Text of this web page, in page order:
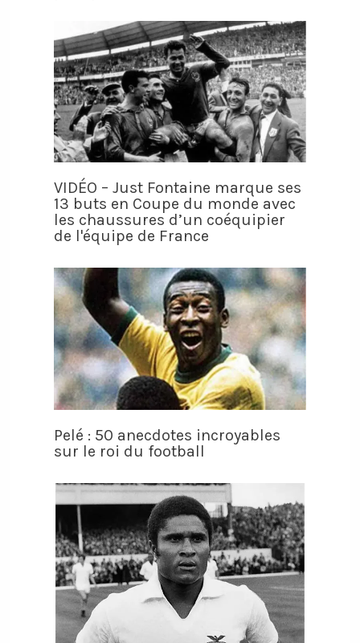
VIDÉO – Just Fontaine marque ses
13 buts en Coupe du monde avec
les chaussures d’un coéquipier
de l'équipe de France
Pelé : 50 anecdotes incroyables
sur le roi du football